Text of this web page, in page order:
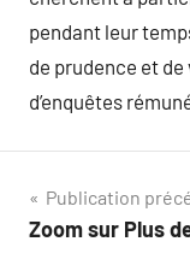
pendant leur
de prudence et
d’enquêtes
Navigation
de
Publication
Zoom sur Plus